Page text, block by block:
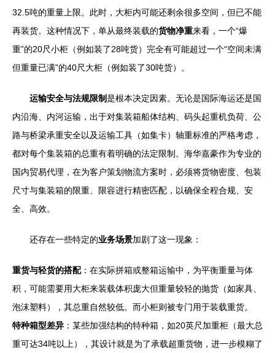
32.5吨的重量上限。此时，大柜内可能还剩余很多空间，但已不能
再装货。这种情况下，单从最终装载的货物净重来看，一个“爆
重”的20尺小柜（例如装了28吨货）完全有可能超过一个“空间未满
但重量已满”的40尺大柜（例如装了30吨货）。
运输安全与法规限制是根本决定因素。无论是国际海运还是国
内沿海、内河运输，出于对集装箱船体结构、码头起重机负荷、公
路与桥梁承重安全以及运输工具（如集卡）轴重标准的严格考虑，
都对每个集装箱的总重有着明确的法定限制。海华嘉豪作为专业的
国内贸易代理，在为客户策划物流方案时，必须将货物密度、包装
尺寸与集装箱的限重、限容进行精密匹配，以确保全程合规、安
全、高效。
还存在一些特定的业务场景加剧了这一现象：
重货与轻货的搭配：在实际拼箱或整箱运输中，为平衡重量与体
积，可能需要用大柜来装载体积庞大但重量较轻的抛货（如家具、
泡沫塑料），其总重自然较低。而小柜则被专门用于装载重货。
特种箱型差异 ：某些加强结构的特种箱，如20英尺加重柜（最大总
重可达34吨以上），其设计就是为了承载超重货物，进一步模糊了